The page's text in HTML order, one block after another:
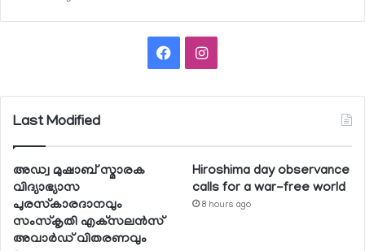
FacebookInstagram
Last Modified
അഡ്വ മുഷാബ് സ്മാരക
വിദ്യാഭ്യാസ
പുരസ്‌കാരദാനവും
സംസ്‌കൃതി എക്‌സലന്‍സ്
അവാര്‍ഡ് വിതരണവും
Hiroshima day observance
calls for a war-free world
8 hours ago